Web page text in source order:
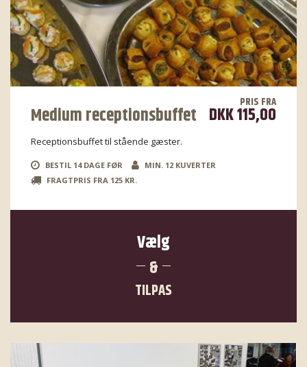
Medium receptionsbuffet
PRIS FRA
DKK 115,00
Receptionsbuffet til stående gæster.
BESTIL 14 DAGE FØR
MIN. 12 KUVERTER
FRAGTPRIS FRA 125 KR.
Vælg
&
TILPAS